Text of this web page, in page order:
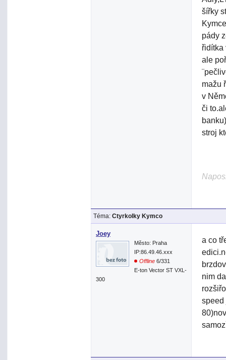
šířky
pády
řidítka
ale
mažu
v
či
stroj
Téma: Ctyrkolky Kymco
Joey
Město: Praha
IP:86.49.46.xxx
Offline 6/331
E-ton Vector ST VXL-
300
a co
nim
speed